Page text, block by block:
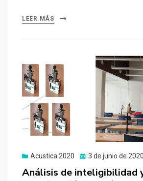
LEER MÁS
Acustica 2020
Publicado
3 de junio de 2020
Análisis de inteligibilidad